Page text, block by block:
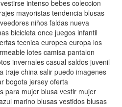
intenso bebes coleccion
mayoristas tendencia blusas
niños faldas nueva
bicicleta once juegos infantil
tecnica europea europa los
lotes camisa pantalon
invernales casual saldos juvenil
traje china salir puedo imagenes
bogota jersey oferta
para mujer blusa vestir mujer
marino blusas vestidos blusas